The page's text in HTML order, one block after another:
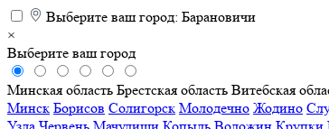
Выберите ваш город: Барановичи
×
Выберите ваш город
Минская область Брестская область Витебская
Минск Борисов Солигорск Молодечно Жодино